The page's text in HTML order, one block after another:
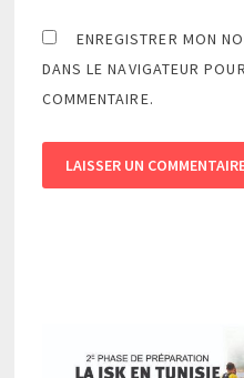
ENREGISTRER MON
DANS LE NAVIGATEUR
COMMENTAIRE.